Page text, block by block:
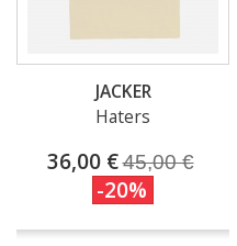
JACKER
Haters
36,00 €45,00 €
-20%